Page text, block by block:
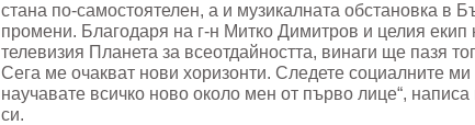
стана по-самостоятелен, а и музикалната обстановка в
промени. Благодаря на г-н Митко Димитров и целия екип
телевизия Планета за всеотдайността, винаги ще пазя
Сега ме очакват нови хоризонти. Следете социалните
научавате всичко ново около мен от първо лице“,
си.